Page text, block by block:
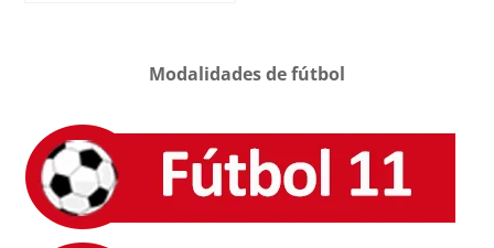
Modalidades de fútbol